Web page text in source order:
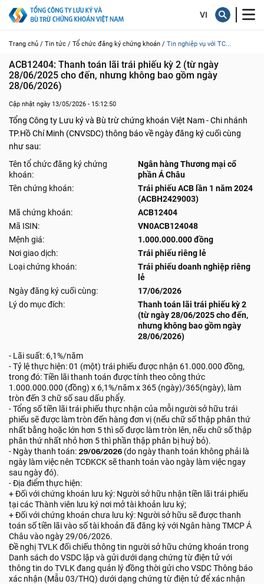
Trang chủ / Tin tức / Tổ chức đăng ký chứng khoán / Tin nghiệp vụ với TC...
ACB12404: Thanh toán lãi trái phiếu kỳ 2 (từ ngày
28/06/2025 cho đến, nhưng không bao gồm ngày
28/06/2026)
Cập nhật ngày 13/05/2026 - 15:12:50
Tổng Công ty Lưu ký và Bù trừ chứng khoán Việt Nam - Chi nhánh
TP.Hồ Chí Minh (CNVSDC) thông báo về ngày đăng ký cuối cùng
như sau:
Tên tổ chức đăng ký chứng
khoán:
Ngân hàng Thương mại cổ
phần Á Châu
Tên chứng khoán:
Trái phiếu ACB lần 1 năm 2024
(ACBH2429003)
Mã chứng khoán:
ACB12404
Mã ISIN:
VN0ACB124048
Mệnh giá:
1.000.000.000 đồng
Nơi giao dịch:
Trái phiếu riêng lẻ
Loại chứng khoán:
Trái phiếu doanh nghiệp riêng
lẻ
Ngày đăng ký cuối cùng:
17/06/2026
Lý do mục đích:
Thanh toán lãi trái phiếu kỳ 2
(từ ngày 28/06/2025 cho đến,
nhưng không bao gồm ngày
28/06/2026)
- Lãi suất: 6,1%/năm
- Tỷ lệ thực hiện: 01 (một) trái phiếu được nhận 61.000.000 đồng,
trong đó: Tiền lãi thanh toán được tính theo công thức
1.000.000.000 (đồng) x 6,1%/năm x 365 (ngày)/365(ngày), làm
tròn đến 3 chữ số sau dấu phẩy.
- Tổng số tiền lãi trái phiếu thực nhận của mỗi người sở hữu trái
phiếu sẽ được làm tròn đến hàng đơn vị (nếu chữ số thập phân thứ
nhất bằng hoặc lớn hơn 5 thì số được làm tròn lên, nếu chữ số thập
phân thứ nhất nhỏ hơn 5 thì phần thập phân bị huỷ bỏ).
- Ngày thanh toán: 29/06/2026 (do ngày thanh toán không phải là
ngày làm việc nên TCĐKCK sẽ thanh toán vào ngày làm việc ngay
sau ngày đó).
- Địa điểm thực hiện:
+ Đối với chứng khoán lưu ký: Người sở hữu nhận tiền lãi trái phiếu
tại các Thành viên lưu ký nơi mở tài khoản lưu ký;
+ Đối với chứng khoán chưa lưu ký: Người sở hữu sẽ được thanh
toán số tiền lãi vào số tài khoản đã đăng ký với Ngân hàng TMCP Á
Châu vào ngày 29/06/2026.
Đề nghị TVLK đối chiếu thông tin người sở hữu chứng khoán trong
Danh sách do VSDC lập và gửi dưới dạng chứng từ điện tử với
thông tin do TVLK đang quản lý đồng thời gửi cho VSDC Thông báo
xác nhận (Mẫu 03/THQ) dưới dạng chứng từ điện tử để xác nhận